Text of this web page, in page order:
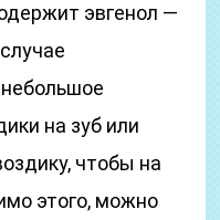
эвгенол —
на зуб или
чтобы на
этого, можно